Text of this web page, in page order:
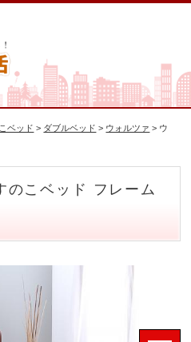
ベッド > ダブルベッド > ウォルツァ > ウ
のこベッド フレーム